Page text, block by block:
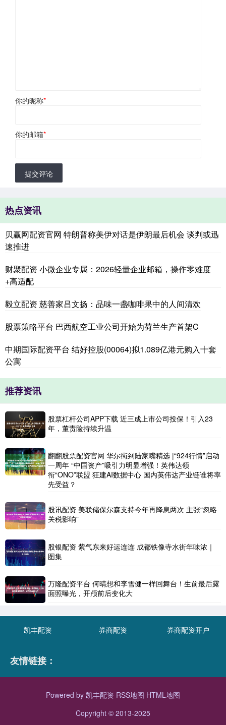
你的昵称*
你的邮箱*
提交评论
热点资讯
贝赢网配资官网 特朗普称美伊对话是伊朗最后机会 谈判或迅
速推进
财聚配资 小微企业专属：2026轻量企业邮箱，操作零难度
+高适配
毅立配资 慈善家吕文扬：品味一盏咖啡果中的人间清欢
股票策略平台 巴西航空工业公司开始为荷兰生产首架C
中期国际配资平台 结好控股(00064)拟1.089亿港元购入十套
公寓
推荐资讯
股票杠杆公司APP下载 近三成上市公司投保！引入23
年，董责险持续升温
翻翻股票配资官网 华尔街到陆家嘴精选 |“924行情”启动
一周年 “中国资产”吸引力明显增强！英伟达领
衔“ONO”联盟 狂建AI数据中心 国内英伟达产业链谁将率
先受益？
股讯配资 美联储保尔森支持今年再降息两次 主张“忽略
关税影响”
股银配资 紫气东来好运连连 成都铁像寺水街年味浓｜
图集
万隆配资平台 何晴想和李雪健一样回舞台！生前最后露
面照曝光，开颅前后变化大
凯丰配资 券商配资 券商配资开户
友情链接：
Powered by 凯丰配资 RSS地图 HTML地图
Copyright © 2013-2025